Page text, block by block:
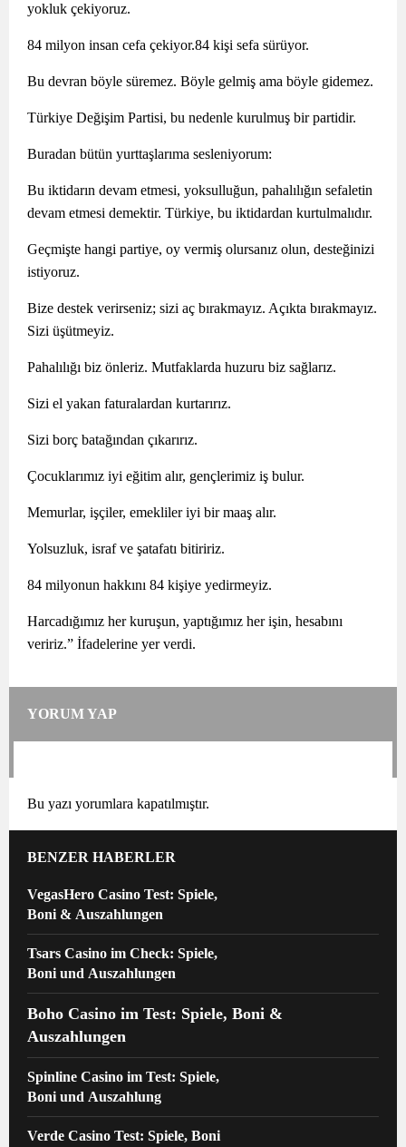
yokluk çekiyoruz.
84 milyon insan cefa çekiyor.84 kişi sefa sürüyor.
Bu devran böyle süremez. Böyle gelmiş ama böyle gidemez.
Türkiye Değişim Partisi, bu nedenle kurulmuş bir partidir.
Buradan bütün yurttaşlarıma sesleniyorum:
Bu iktidarın devam etmesi, yoksulluğun, pahalılığın sefaletin
devam etmesi demektir. Türkiye, bu iktidardan kurtulmalıdır.
Geçmişte hangi partiye, oy vermiş olursanız olun, desteğinizi
istiyoruz.
Bize destek verirseniz; sizi aç bırakmayız. Açıkta bırakmayız.
Sizi üşütmeyiz.
Pahalılığı biz önleriz. Mutfaklarda huzuru biz sağlarız.
Sizi el yakan faturalardan kurtarırız.
Sizi borç batağından çıkarırız.
Çocuklarımız iyi eğitim alır, gençlerimiz iş bulur.
Memurlar, işçiler, emekliler iyi bir maaş alır.
Yolsuzluk, israf ve şatafatı bitiririz.
84 milyonun hakkını 84 kişiye yedirmeyiz.
Harcadığımız her kuruşun, yaptığımız her işin, hesabını
veririz.” İfadelerine yer verdi.
YORUM YAP
Bu yazı yorumlara kapatılmıştır.
BENZER HABERLER
VegasHero Casino Test: Spiele,
Boni & Auszahlungen
Tsars Casino im Check: Spiele,
Boni und Auszahlungen
Boho Casino im Test: Spiele, Boni &
Auszahlungen
Spinline Casino im Test: Spiele,
Boni und Auszahlung
Verde Casino Test: Spiele, Boni